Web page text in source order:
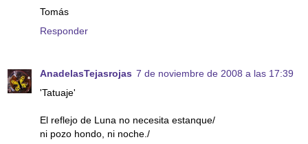
Tomás
Responder
AnadelasTejasrojas 7 de noviembre de 2008 a las 17:39
'Tatuaje'
El reflejo de Luna no necesita estanque/
ni pozo hondo, ni noche./